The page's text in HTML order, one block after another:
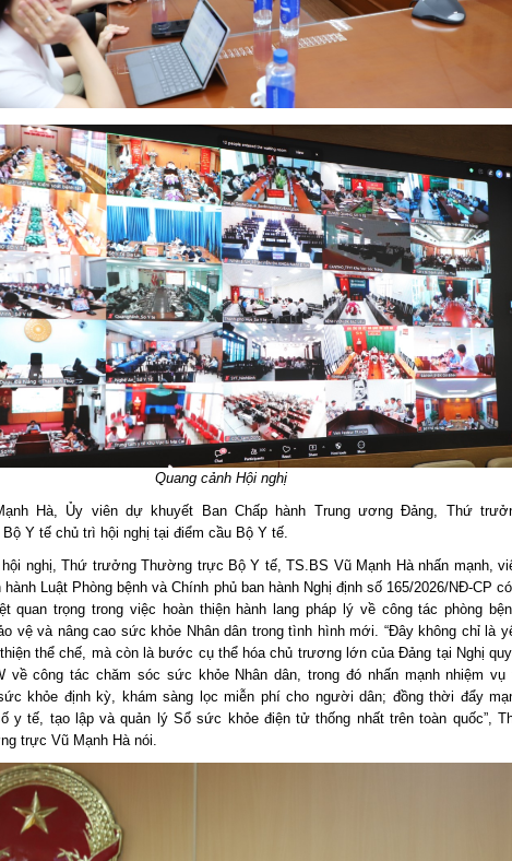
Quang cảnh Hội nghị
Hà, Ủy viên dự khuyết Ban Chấp hành Trung ương Đảng, Thứ
Y tế chủ trì hội nghị tại điểm cầu Bộ Y tế.
hội nghị, Thứ trưởng Thường trực Bộ Y tế, TS.BS Vũ Mạnh Hà nhấn mạnh,
hành Luật Phòng bệnh và Chính phủ ban hành Nghị định số 165/2026/NĐ-CP
quan trọng trong việc hoàn thiện hành lang pháp lý về công tác phòng
vệ và nâng cao sức khỏe Nhân dân trong tình hình mới. “Đây không chỉ là
thể chế, mà còn là bước cụ thể hóa chủ trương lớn của Đảng tại Nghị
về công tác chăm sóc sức khỏe Nhân dân, trong đó nhấn mạnh nhiệm vụ
khỏe định kỳ, khám sàng lọc miễn phí cho người dân; đồng thời đẩy
y tế, tạo lập và quản lý Sổ sức khỏe điện tử thống nhất trên toàn quốc”,
trực Vũ Mạnh Hà nói.